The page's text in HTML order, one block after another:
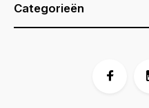
Categorieën